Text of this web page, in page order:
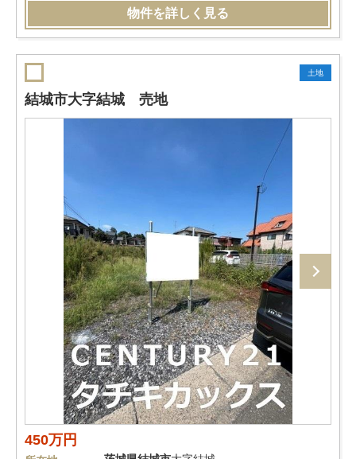
物件を詳しく見る
土地
結城市大字結城 売地
450万円